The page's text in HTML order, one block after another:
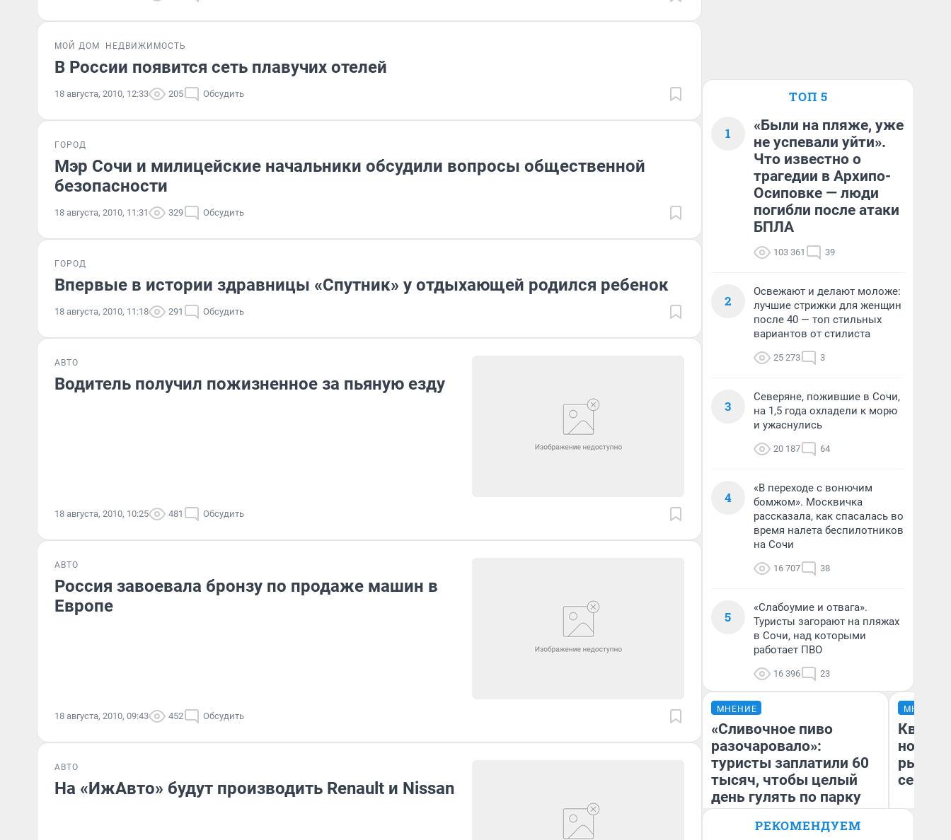
МОЙ ДОМ НЕДВИЖИМОСТЬ
В России появится сеть плавучих отелей
18 августа, 2010, 12:33 205 Обсудить
ГОРОД
Мэр Сочи и милицейские начальники обсудили вопросы общественной
безопасности
18 августа, 2010, 11:31 329 Обсудить
ГОРОД
Впервые в истории здравницы «Спутник» у отдыхающей родился ребенок
18 августа, 2010, 11:18 291 Обсудить
АВТО
Водитель получил пожизненное за пьяную езду
18 августа, 2010, 10:25 481 Обсудить
АВТО
Россия завоевала бронзу по продаже машин в
Европе
18 августа, 2010, 09:43 452 Обсудить
АВТО
На «ИжАвто» будут производить Renault и Nissan
ТОП 5
1
«Были на пляже, уже
не успевали уйти».
Что известно о
трагедии в Архипо-
Осиповке — люди
погибли после атаки
БПЛА
103 361 39
2
Освежают и делают моложе:
лучшие стрижки для женщин
после 40 — топ стильных
вариантов от стилиста
25 273 3
3
Северяне, пожившие в Сочи,
на 1,5 года охладели к морю
и ужаснулись
20 187 64
4
«В переходе с вонючим
бомжом». Москвичка
рассказала, как спасалась во
время налета беспилотников
на Сочи
16 707 38
5
«Слабоумие и отвага».
Туристы загорают на пляжах
в Сочи, над которыми
работает ПВО
16 396 23
МНЕНИЕ
«Сливочное пиво
разочаровало»:
туристы заплатили 60
тысяч, чтобы целый
день гулять по парку
Юрского периода и
Хогвартсу
МНЕНИЕ
но
рынок
РЕКОМЕНДУЕМ